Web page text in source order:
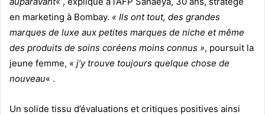
en marketing à Bombay. « Ils ont tout, des grandes
marques de luxe aux petites marques de niche et même
des produits de soins coréens moins connus », poursuit la
jeune femme, « j’y trouve toujours quelque chose de
nouveau« .
Un solide tissu d’évaluations et critiques positives ainsi